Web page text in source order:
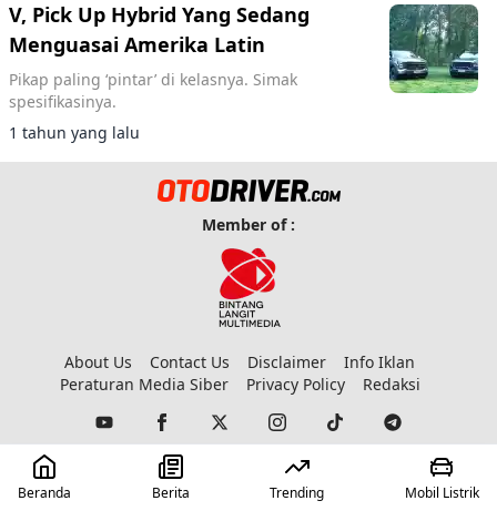
V, Pick Up Hybrid Yang Sedang
Menguasai Amerika Latin
Pikap paling ‘pintar’ di kelasnya. Simak
spesifikasinya.
1 tahun yang lalu
Member of :
About Us Contact Us Disclaimer
Info Iklan
Peraturan Media Siber
Privacy Policy Redaksi
© 2023 Copyright: Otodriver
Beranda Berita Trending Mobil Listrik